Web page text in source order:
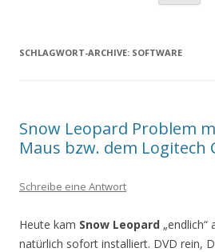
SCHLAGWORT-ARCHIVE: SOFTWARE
Snow Leopard Problem
Maus bzw. dem Logitech
Schreibe eine Antwort
Heute kam Snow Leopard „endlich“
natürlich sofort installiert. DVD rein,